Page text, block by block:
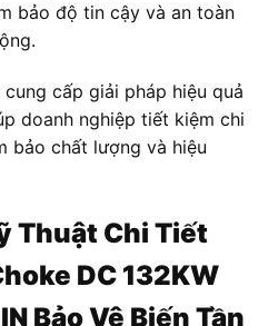
bảo độ tin cậy và an toàn
cung cấp giải pháp hiệu quả
doanh nghiệp tiết kiệm chi
bảo chất lượng và hiệu
Thuật Chi Tiết
DC 132KW
Bảo Vệ Biến Tần